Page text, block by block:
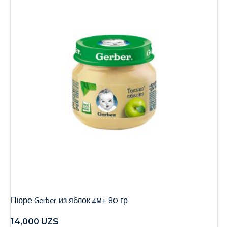
Пюре Gerber из яблок 4м+ 80 гр
14,000 UZS